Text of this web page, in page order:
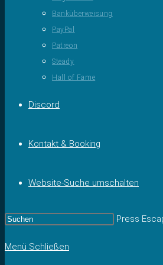
Banküberweisung
PayPal
Patreon
Steady
Hall of Fame
Discord
Kontakt & Booking
Website-Suche umschalten
Press
Menü Schließen